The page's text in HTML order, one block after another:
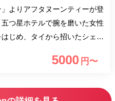
」よりアフタヌーンティーが登
つ星ホテルで腕を磨いた女性
じめ、タイから招いたシェフ
に味わえる。歴史重ねる国の登
包まれながらタイの優しいアフ
5000 円〜